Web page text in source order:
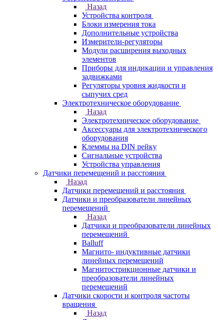
Назад
Устройства контроля
Блоки измерения тока
Дополнительные устройства
Измерители-регуляторы
Модули расширения выходных
элементов
Приборы для индикации и управления
задвижками
Регуляторы уровня жидкости и
сыпучих сред
Электротехническое оборудование
Назад
Электротехническое оборудование
Аксессуары для электротехнического
оборудования
Клеммы на DIN рейку
Сигнальные устройства
Устройства управления
Датчики перемещений и расстояния
Назад
Датчики перемещений и расстояния
Датчики и преобразователи линейных
перемещений
Назад
Датчики и преобразователи линейных
перемещений
Balluff
Магнито- индуктивные датчики
линейных перемещений
Магнитострикционные датчики и
преобразователи линейных
перемещений
Датчики скорости и контроля частоты
вращения
Назад